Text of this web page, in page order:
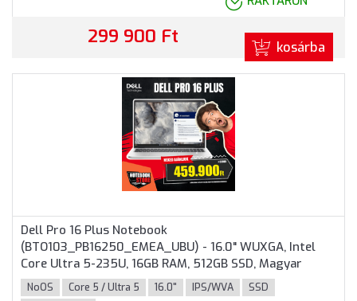
299 900 Ft kosárba
Dell Pro 16 Plus Notebook
(BTO103_PB16250_EMEA_UBU) - 16.0" WUXGA, Intel
Core Ultra 5-235U, 16GB RAM, 512GB SSD, Magyar
billentyűzet, Operációs rendszer nélkül, 3 év garancia,
Alumínium színben
NoOS Core 5 / Ultra 5 16.0" IPS/WVA SSD